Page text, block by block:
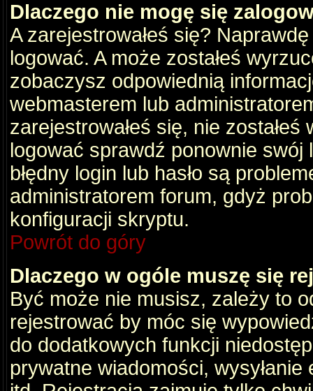
Dlaczego nie mogę się
A zarejestrowałeś się?
logować. A może zostałeś
zobaczysz odpowiednią
webmasterem lub
zarejestrowałeś się, nie
logować sprawdź ponownie swój
błędny login lub hasło są
administratorem forum, gdyż
konfiguracji skryptu.
Powrót do góry
Dlaczego w ogóle muszę się
Być może nie musisz, zależy to
rejestrować by móc się
do dodatkowych funkcji
prywatne wiadomości,